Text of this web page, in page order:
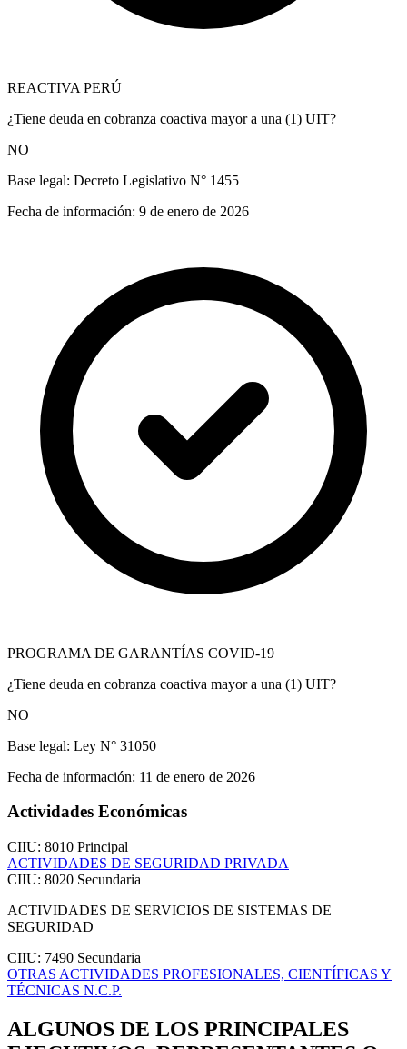
REACTIVA PERÚ
¿Tiene deuda en cobranza coactiva mayor a una (1) UIT?
NO
Base legal: Decreto Legislativo N° 1455
Fecha de información: 9 de enero de 2026
PROGRAMA DE GARANTÍAS COVID-19
¿Tiene deuda en cobranza coactiva mayor a una (1) UIT?
NO
Base legal: Ley N° 31050
Fecha de información: 11 de enero de 2026
Actividades Económicas
CIIU: 8010 Principal
ACTIVIDADES DE SEGURIDAD PRIVADA
CIIU: 8020 Secundaria
ACTIVIDADES DE SERVICIOS DE SISTEMAS DE
SEGURIDAD
CIIU: 7490 Secundaria
OTRAS ACTIVIDADES PROFESIONALES, CIENTÍFICAS Y
TÉCNICAS N.C.P.
ALGUNOS DE LOS PRINCIPALES